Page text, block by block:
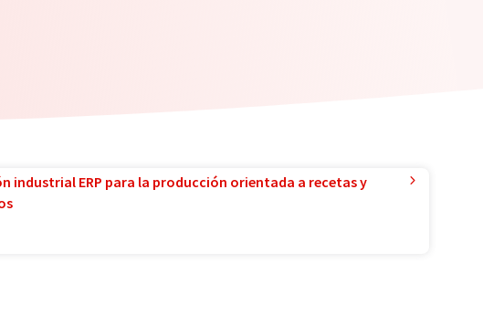
industrial ERP para la producción orientada a recetas y